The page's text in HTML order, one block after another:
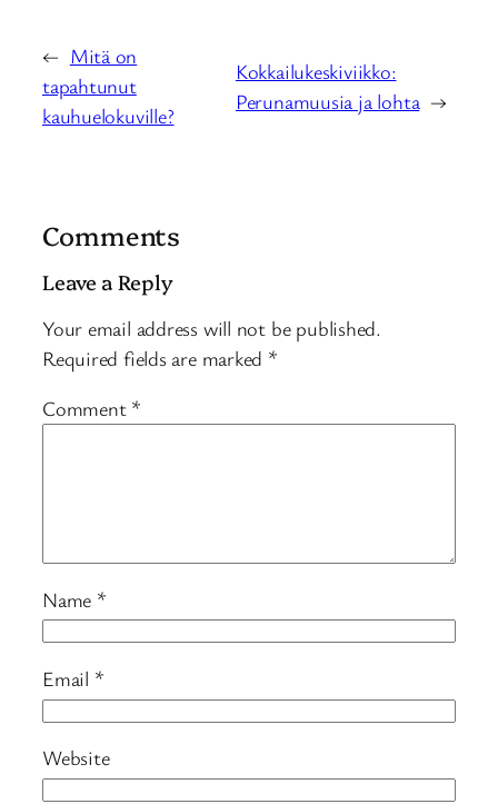
← Mitä on
tapahtunut
kauhuelokuville?
Kokkailukeskiviikko:
Perunamuusia ja lohta →
Comments
Leave a Reply
Your email address will not be published.
Required fields are marked *
Comment *
Name *
Email *
Website